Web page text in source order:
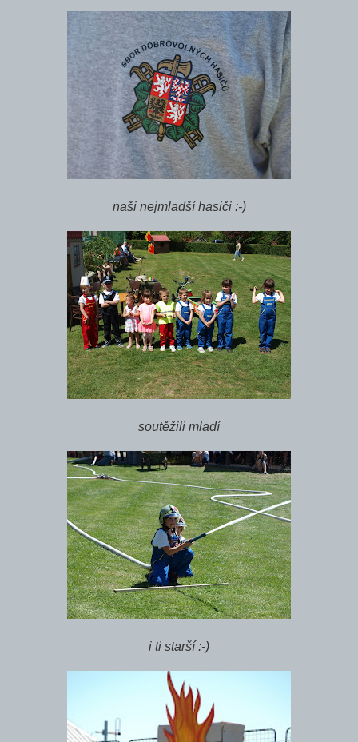
naši nejmladší hasiči :-)
soutěžili mladí
i ti starší :-)